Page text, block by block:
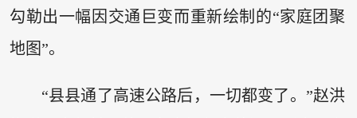
勾勒出一幅因交通巨变而重新绘制的“家庭团聚
地图”。
“县县通了高速公路后，一切都变了。”赵洪